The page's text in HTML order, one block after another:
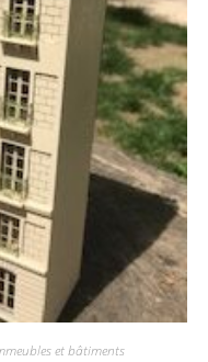
et bâtiments